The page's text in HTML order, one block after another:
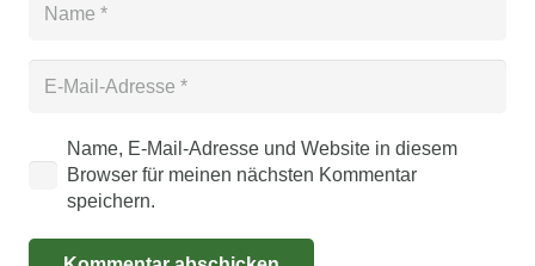
Name, E-Mail-Adresse und Website in diesem
Browser für meinen nächsten Kommentar
speichern.